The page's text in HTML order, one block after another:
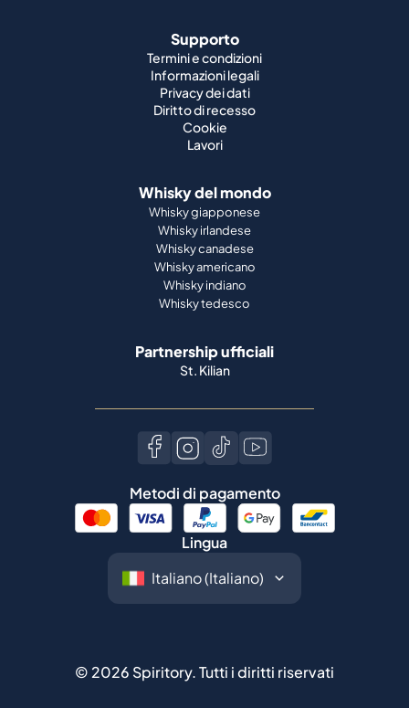
Supporto
Termini e condizioni
Informazioni legali
Privacy dei dati
Diritto di recesso
Cookie
Lavori
Whisky del mondo
Whisky giapponese
Whisky irlandese
Whisky canadese
Whisky americano
Whisky indiano
Whisky tedesco
Partnership ufficiali
St. Kilian
Metodi di pagamento
Lingua
© 2026 Spiritory.Tutti i diritti riservati